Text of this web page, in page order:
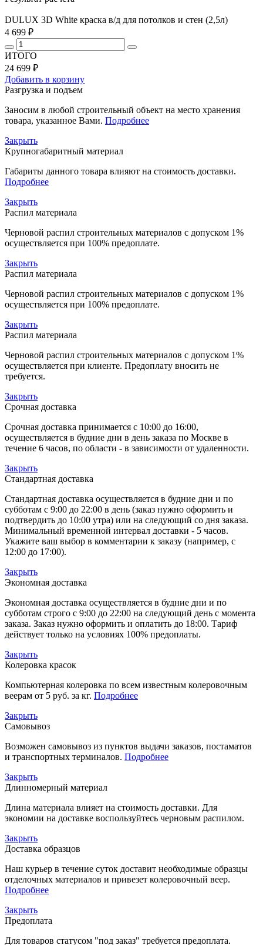
DULUX 3D White краска в/д для потолков и стен (2,5л)
4 699 ₽
ИТОГО
24 699 ₽
Добавить в корзину
Разгрузка и подъем
Заносим в любой строительный объект на место хранения
товара, указанное Вами. Подробнее
Закрыть
Крупногабаритный материал
Габариты данного товара влияют на стоимость доставки.
Подробнее
Закрыть
Распил материала
Черновой распил строительных материалов с допуском 1%
осуществляется при 100% предоплате.
Закрыть
Распил материала
Черновой распил строительных материалов с допуском 1%
осуществляется при 100% предоплате.
Закрыть
Распил материала
Черновой распил строительных материалов с допуском 1%
осуществляется при клиенте. Предоплату вносить не
требуется.
Закрыть
Срочная доставка
Срочная доставка принимается с 10:00 до 16:00,
осуществляется в будние дни в день заказа по Москве в
течение 6 часов, по области - в зависимости от удаленности.
Закрыть
Стандартная доставка
Стандартная доставка осуществляется в будние дни и по
субботам с 9:00 до 22:00 в день (заказ нужно оформить и
подтвердить до 10:00 утра) или на следующий со дня заказа.
Минимальный временной интервал доставки - 5 часов.
Укажите ваш выбор в комментарии к заказу (например, с
12:00 до 17:00).
Закрыть
Экономная доставка
Экономная доставка осуществляется в будние дни и по
субботам строго с 9:00 до 22:00 на следующий день с момента
заказа. Заказ нужно оформить и оплатить до 18:00. Тариф
действует только на условиях 100% предоплаты.
Закрыть
Колеровка красок
Компьютерная колеровка по всем известным колеровочным
веерам от 5 руб. за кг. Подробнее
Закрыть
Самовывоз
Возможен самовывоз из пунктов выдачи заказов, постаматов
и транспортных терминалов. Подробнее
Закрыть
Длинномерный материал
Длина материала влияет на стоимость доставки. Для
экономии на доставке воспользуйтесь черновым распилом.
Закрыть
Доставка образцов
Наш курьер в течение суток доставит необходимые образцы
отделочных материалов и привезет колеровочный веер.
Подробнее
Закрыть
Предоплата
Для товаров статусом "под заказ" требуется предоплата.